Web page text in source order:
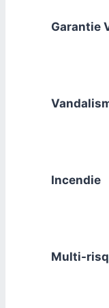
Garantie
Incendie
Multi-